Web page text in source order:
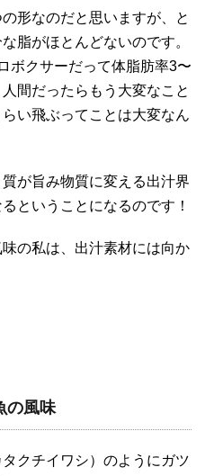
形なのだと思いますが、と
脂がほとんどないのです。
ボクサーだって体脂肪率3〜
間だったらもう大変なこと
い飛ぶってことは大変なん
が旨み物質に変える出汁界
ということになるのです！
の私は、出汁素材には向か
の風味
クチイワシ）のようにガツ